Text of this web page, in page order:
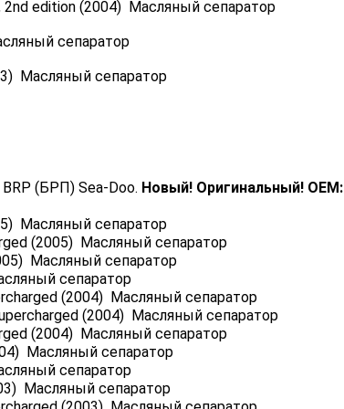
2nd edition (2004) Масляный сепаратор
сепаратор
Масляный сепаратор
(БРП) Sea-Doo. Новый! Оригинальный! OEM:
Масляный сепаратор
(2005) Масляный сепаратор
Масляный сепаратор
сепаратор
(2004) Масляный сепаратор
(2004) Масляный сепаратор
(2004) Масляный сепаратор
Масляный сепаратор
сепаратор
Масляный сепаратор